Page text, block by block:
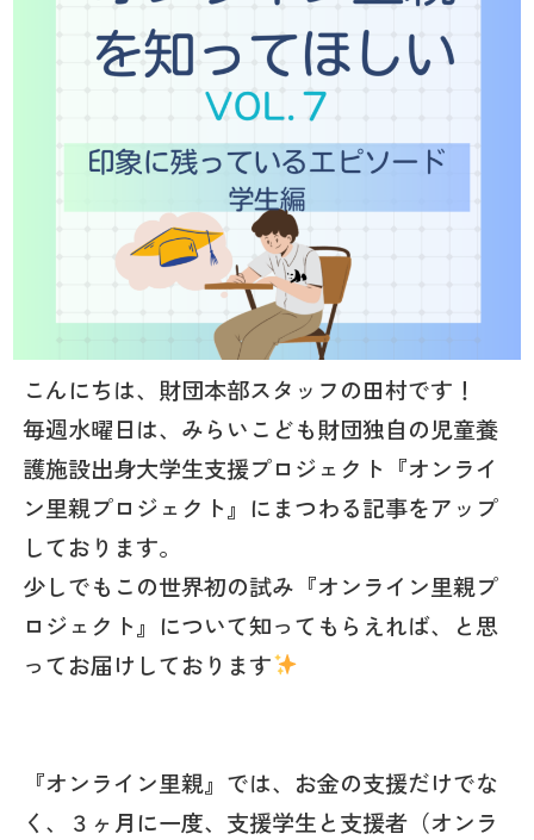
こんにちは、財団本部スタッフの田村です！
毎週水曜日は、みらいこども財団独自の児童養
護施設出身大学生支援プロジェクト『オンライ
ン里親プロジェクト』にまつわる記事をアップ
しております。
少しでもこの世界初の試み『オンライン里親プ
ロジェクト』について知ってもらえれば、と思
ってお届けしております
『オンライン里親』では、お金の支援だけでな
く、３ヶ月に一度、支援学生と支援者（オンラ